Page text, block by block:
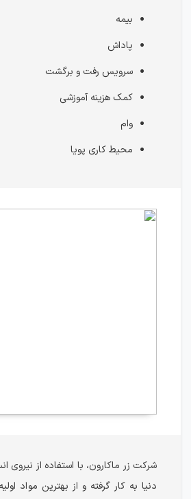
بیمه
پاداش
سرویس رفت و برگشت
کمک هزینه آموزشی
وام
محیط کاری پویا
شرکت زر ماکارون، با استفاده از
دنیا به کار گرفته و از بهترین مواد